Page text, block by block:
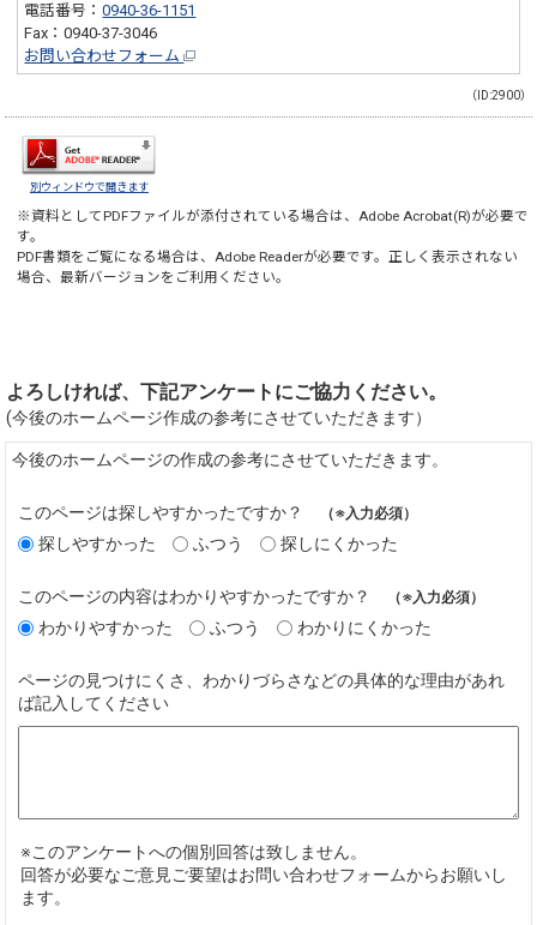
電話番号：0940-36-1151
Fax：0940-37-3046
お問い合わせフォーム
（ID:2900）
別ウィンドウで開きます
※資料としてPDFファイルが添付されている場合は、Adobe Acrobat(R)が必要で
す。
PDF書類をご覧になる場合は、Adobe Readerが必要です。正しく表示されない
場合、最新バージョンをご利用ください。